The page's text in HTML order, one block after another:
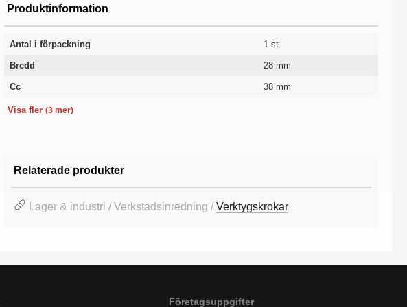
Produktinformation
Antal i förpackning 1 st.
Bredd 28 mm
Cc
38 mm
Visa fler (3 mer)
Relaterade produkter
Lager & industri / Verkstadsinredning /Verktygskrokar
Företagsuppgifter